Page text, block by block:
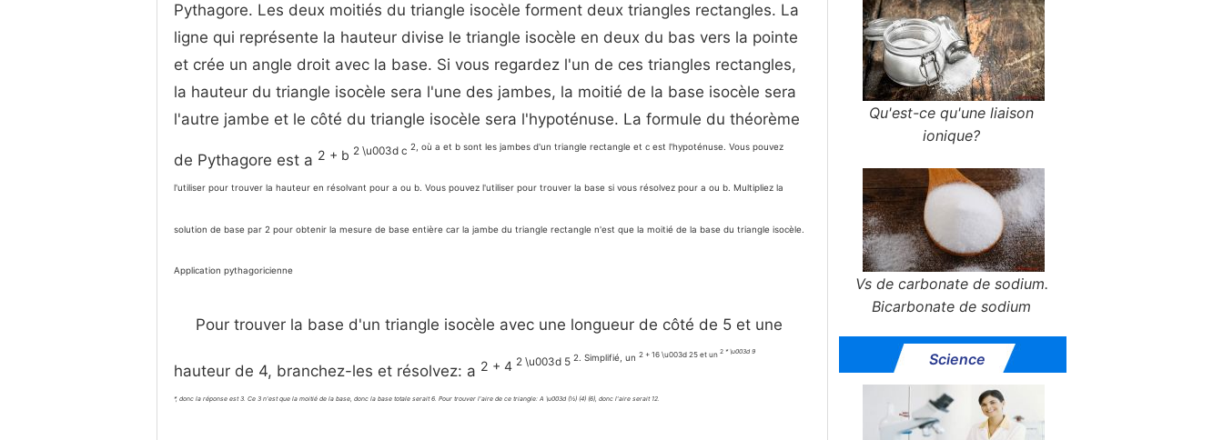
Pythagore. Les deux moitiés du triangle isocèle forment deux triangles rectangles. La
ligne qui représente la hauteur divise le triangle isocèle en deux du bas vers la pointe
et crée un angle droit avec la base. Si vous regardez l'un de ces triangles rectangles,
la hauteur du triangle isocèle sera l'une des jambes, la moitié de la base isocèle sera
l'autre jambe et le côté du triangle isocèle sera l'hypoténuse. La formule du théorème
de Pythagore est a 2 + b 2 \u003d c 2, où a et b sont les jambes d'un triangle rectangle et c est l'hypoténuse. Vous pouvez
l'utiliser pour trouver la hauteur en résolvant pour a ou b. Vous pouvez l'utiliser pour trouver la base si vous résolvez pour a ou b. Multipliez la
solution de base par 2 pour obtenir la mesure de base entière car la jambe du triangle rectangle n'est que la moitié de la base du triangle isocèle.
Application pythagoricienne
Pour trouver la base d'un triangle isocèle avec une longueur de côté de 5 et une
hauteur de 4, branchez-les et résolvez: a 2 + 4 2 \u003d 5 2. Simplifié, un 2 + 16 \u003d 25 et un 2 * \u003d 9
*, donc la réponse est 3. Ce 3 n'est que la moitié de la base, donc la base totale serait 6. Pour trouver l'aire de ce triangle: A \u003d (½) (4) (6), donc l'aire serait 12.
Qu'est-ce qu'une liaison
ionique?
Vs de carbonate de sodium.
Bicarbonate de sodium
Science